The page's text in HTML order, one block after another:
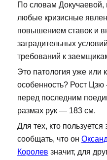
По словам Докучаевой,
любые кризисные
повышением ставок и
заградительных
требований к
Это патология уже или
особенность? Рост
перед последним
размах рук — 183 см.
Для тех, кто
сообщать, что он
Королев значит, для